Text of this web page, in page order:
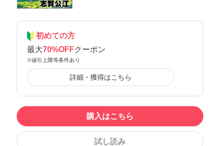
初めての方
最大70%OFFクーポン
※値引上限等条件あり
詳細・獲得はこちら
購入はこちら
試し読み